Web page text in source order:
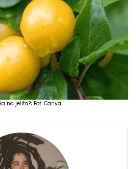
na jelita?; Fot. Canva